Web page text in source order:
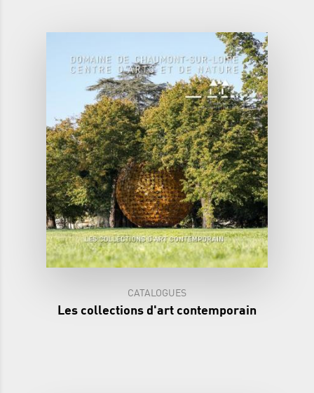
CATALOGUES
Les collections d'art contemporain